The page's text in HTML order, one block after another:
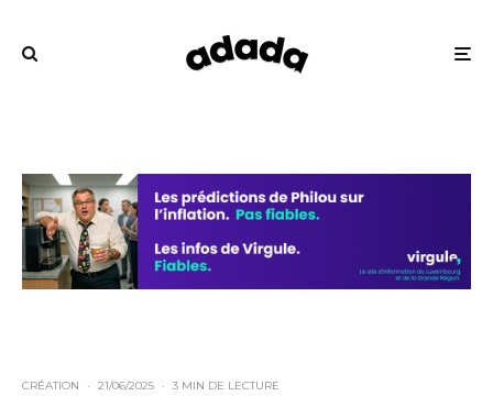
CRÉATION · 21/06/2025 · 3 MIN DE LECTURE